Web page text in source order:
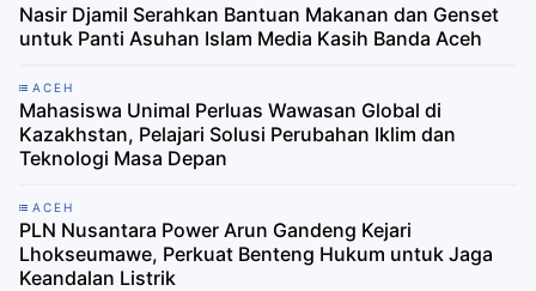
Nasir Djamil Serahkan Bantuan Makanan dan Genset
untuk Panti Asuhan Islam Media Kasih Banda Aceh
ACEH
Mahasiswa Unimal Perluas Wawasan Global di
Kazakhstan, Pelajari Solusi Perubahan Iklim dan
Teknologi Masa Depan
ACEH
PLN Nusantara Power Arun Gandeng Kejari
Lhokseumawe, Perkuat Benteng Hukum untuk Jaga
Keandalan Listrik